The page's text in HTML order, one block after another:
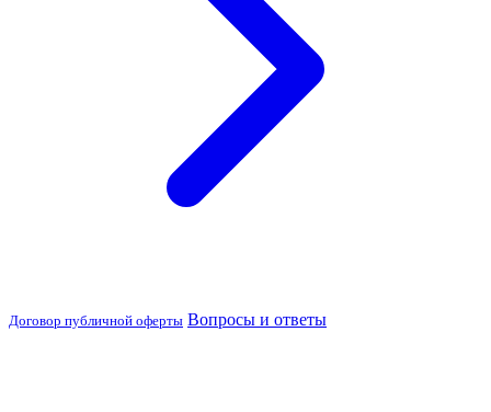
Договор публичной оферты Вопросы и ответы